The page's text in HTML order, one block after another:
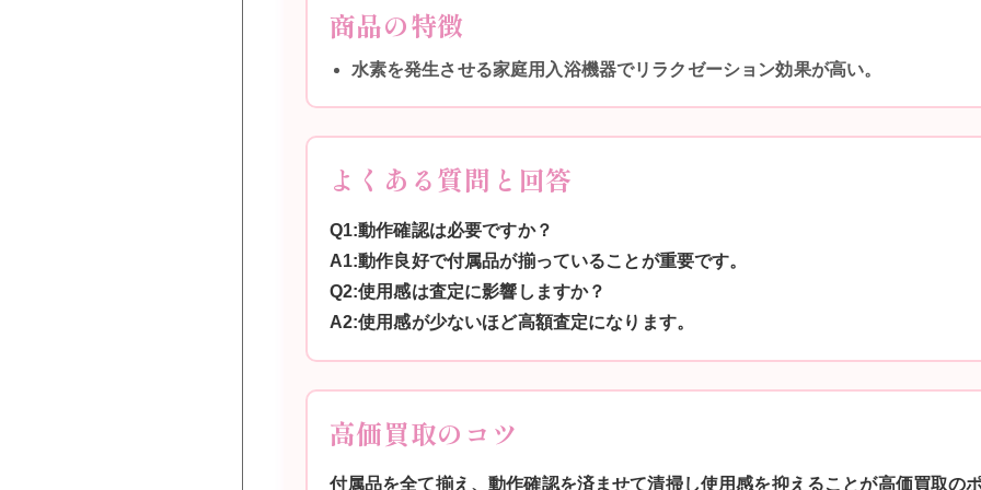
商品の特徴
水素を発生させる家庭用入浴機器でリラクゼーション効果が高い。
よくある質問と回答
Q1:動作確認は必要ですか？
A1:動作良好で付属品が揃っていることが重要です。
Q2:使用感は査定に影響しますか？
A2:使用感が少ないほど高額査定になります。
高価買取のコツ
付属品を全て揃え、動作確認を済ませて清掃し使用感を抑えることが高価買取の